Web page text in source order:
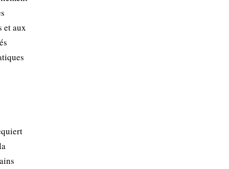
et aux